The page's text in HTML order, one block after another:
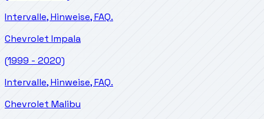
Intervalle, Hinweise, FAQ.
Chevrolet Impala
(1999 - 2020)
Intervalle, Hinweise, FAQ.
Chevrolet Malibu